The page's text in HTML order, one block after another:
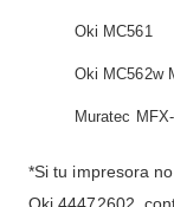
Oki MC561
Oki MC562w
Muratec
*Si tu impresora